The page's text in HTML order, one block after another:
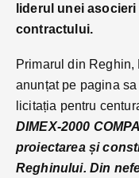
liderul unei
contractului.
Primarul din Reghin,
anunțat pe pagina
licitația pentru
DIMEX-2000
proiectarea și
Reghinului. Din